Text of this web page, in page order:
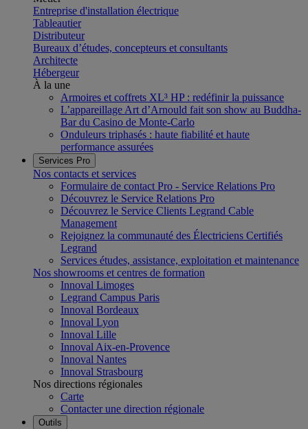
Entreprise d'installation électrique
Tableautier
Distributeur
Bureaux d’études, concepteurs et consultants
Architecte
Hébergeur
À la une
Armoires et coffrets XL³ HP : redéfinir la puissance
L’appareillage Art d’Arnould fait son show au Buddha-
Bar du Casino de Monte-Carlo
Onduleurs triphasés : haute fiabilité et haute
performance assurées
Services Pro
Nos contacts et services
Formulaire de contact Pro - Service Relations Pro
Découvrez le Service Relations Pro
Découvrez le Service Clients Legrand Cable
Management
Rejoignez la communauté des Électriciens Certifiés
Legrand
Services études, assistance, exploitation et maintenance
Nos showrooms et centres de formation
Innoval Limoges
Legrand Campus Paris
Innoval Bordeaux
Innoval Lyon
Innoval Lille
Innoval Aix-en-Provence
Innoval Nantes
Innoval Strasbourg
Nos directions régionales
Carte
Contacter une direction régionale
Outils